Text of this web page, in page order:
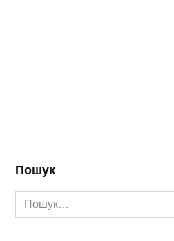
Пошук
Search
for: